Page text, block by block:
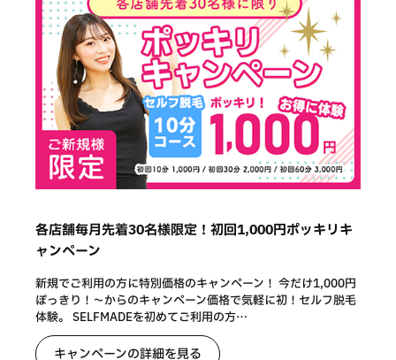
各店舗毎月先着30名様限定！初回1,000円ポッキリキ
ャンペーン
新規でご利用の方に特別価格のキャンペーン！ 今だけ1,000円
ぽっきり！～からのキャンペーン価格で気軽に初！セルフ脱毛
体験。 SELFMADEを初めてご利用の方…
キャンペーンの詳細を見る